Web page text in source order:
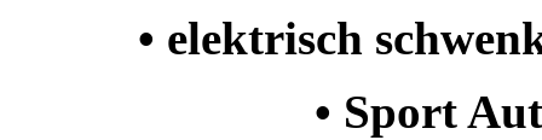
• elektrisch
• Sport